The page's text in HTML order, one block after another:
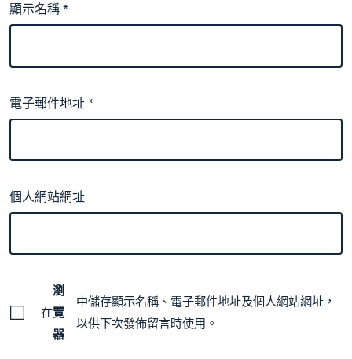
顯示名稱*
電子郵件地址*
個人網站網址
在
瀏
覽
器
中儲存顯示名稱、電子郵件地址及個人網站網址，
以供下次發佈留言時使用。